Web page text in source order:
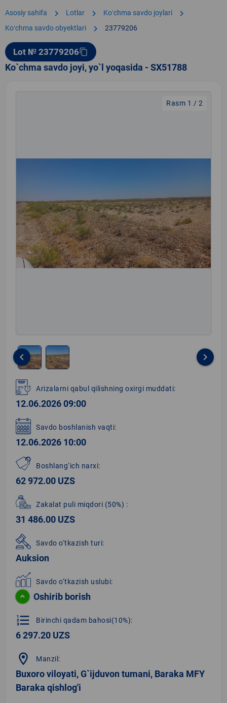
Asosiy sahifa chevron_right Lotlar chevron_right Koʻchma savdo joylari chevron_right
Koʻchma savdo obyektlari chevron_right 23779206
Lot № 23779206content_copy
Ko`chma savdo joyi, yo`l yoqasida - SX51788
Rasm 1 / 2
1
of
2
keyboard_arrow_left keyboard_arrow_right
Arizalarni qabul qilishning oxirgi muddati:
12.06.2026 09:00
Savdo boshlanish vaqti:
12.06.2026 10:00
Boshlang‘ich narxi:
62 972.00 UZS
Zakalat puli miqdori (50%) :
31 486.00 UZS
Savdo o‘tkazish turi:
Auksion
Savdo o‘tkazish uslubi:
Oshirib borish
format_list_numbered Birinchi qadam bahosi(10%):
6 297.20 UZS
location_on Manzil:
Buxoro viloyati, G`ijduvon tumani, Baraka MFY
Baraka qishlog'i